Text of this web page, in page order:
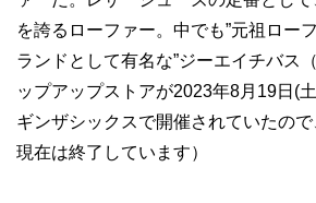
を誇るローファー。中でも”元祖ロー
ランドとして有名な”ジーエイチバス
ップアップストアが2023年8月19日(
ギンザシックスで開催されていたの
現在は終了しています）